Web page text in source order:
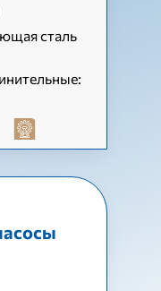
сталь